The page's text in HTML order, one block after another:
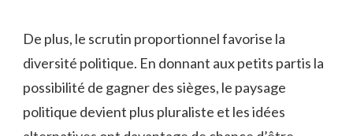
De plus, le scrutin proportionnel favorise la
diversité politique. ‌En ⁤donnant ​aux petits partis la
possibilité de gagner⁣ des sièges, le paysage
politique ⁢devient plus pluraliste et‌ les idées